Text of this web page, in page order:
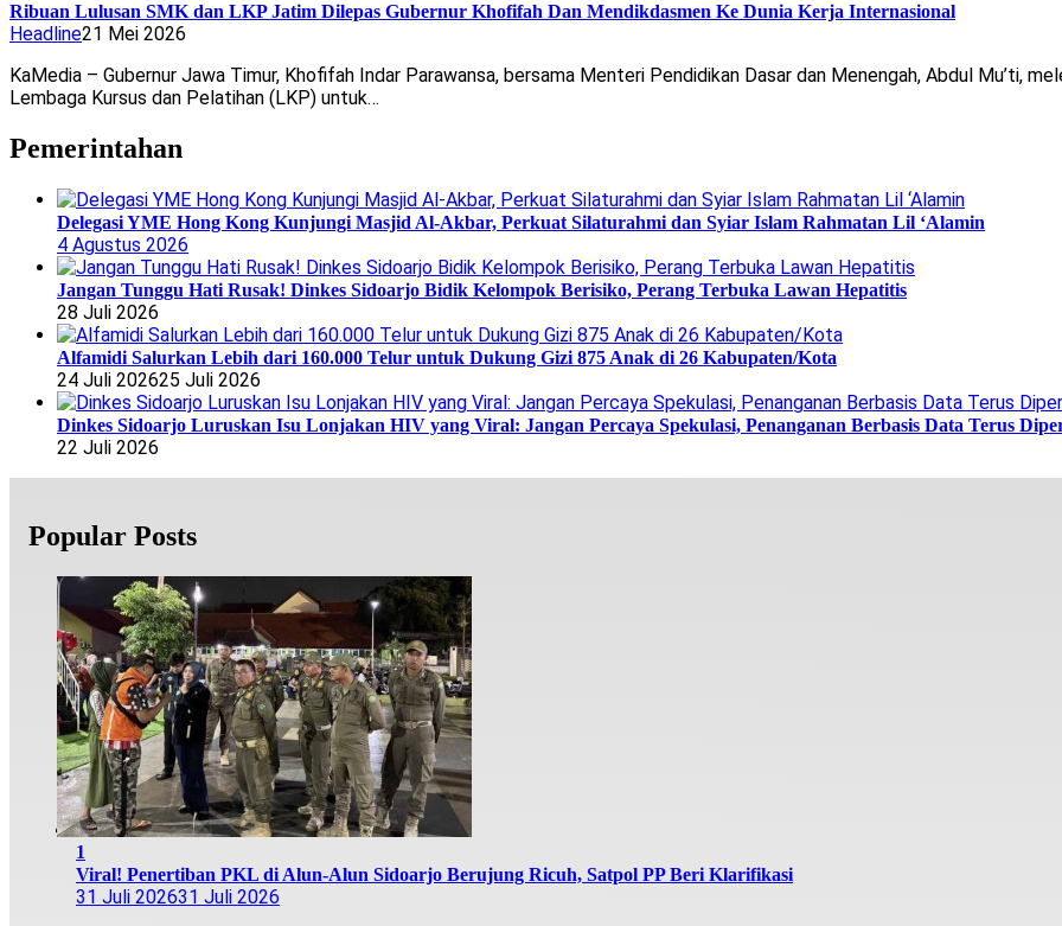
Ribuan Lulusan SMK dan LKP Jatim Dilepas Gubernur Khofifah Dan Mendikdasmen Ke Dunia Kerja Internasional
Headline21 Mei 2026
KaMedia – Gubernur Jawa Timur, Khofifah Indar Parawansa, bersama Menteri Pendidikan Dasar dan Menengah, Abdul Mu’ti,
Lembaga Kursus dan Pelatihan (LKP) untuk…
Pemerintahan
Delegasi YME Hong Kong Kunjungi Masjid Al-Akbar, Perkuat Silaturahmi dan Syiar Islam Rahmatan Lil ‘Alamin
4 Agustus 2026
Jangan Tunggu Hati Rusak! Dinkes Sidoarjo Bidik Kelompok Berisiko, Perang Terbuka Lawan Hepatitis
28 Juli 2026
Alfamidi Salurkan Lebih dari 160.000 Telur untuk Dukung Gizi 875 Anak di 26 Kabupaten/Kota
24 Juli 202625 Juli 2026
Dinkes Sidoarjo Luruskan Isu Lonjakan HIV yang Viral: Jangan Percaya Spekulasi, Penanganan Berbasis Data Terus
22 Juli 2026
Popular Posts
1
Viral! Penertiban PKL di Alun-Alun Sidoarjo Berujung Ricuh, Satpol PP Beri Klarifikasi
31 Juli 202631 Juli 2026